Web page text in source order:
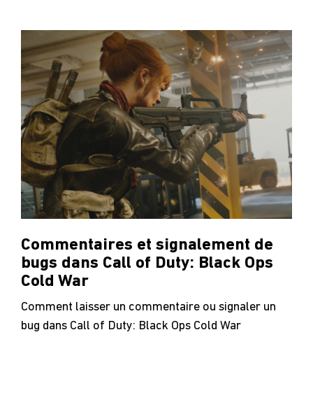
Commentaires et signalement de
bugs dans Call of Duty: Black Ops
Cold War
Comment laisser un commentaire ou signaler un
bug dans Call of Duty: Black Ops Cold War